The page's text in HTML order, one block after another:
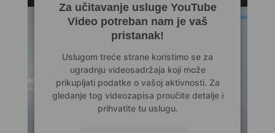
Za učitavanje usluge YouTube
Video potreban nam je vaš
pristanak!
Uslugom treće strane koristimo se za
ugradnju videosadržaja koji može
prikupljati podatke o vašoj aktivnosti. Za
gledanje tog videozapisa proučite detalje i
prihvatite tu uslugu.